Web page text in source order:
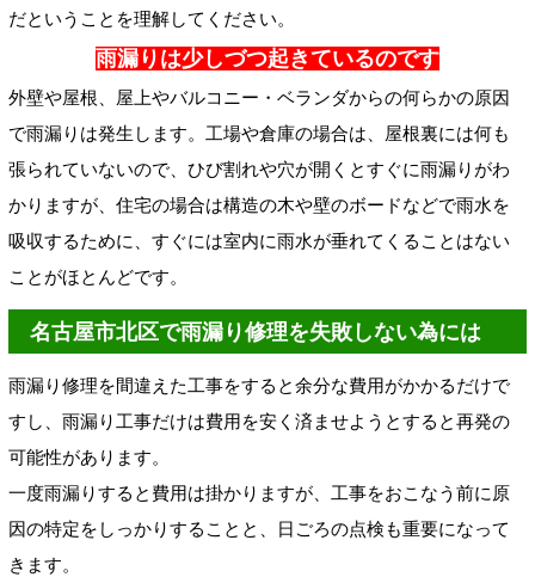
だということを理解してください。
雨漏りは少しづつ起きているのです
外壁や屋根、屋上やバルコニー・ベランダからの何らかの原因
で雨漏りは発生します。工場や倉庫の場合は、屋根裏には何も
張られていないので、ひび割れや穴が開くとすぐに雨漏りがわ
かりますが、住宅の場合は構造の木や壁のボードなどで雨水を
吸収するために、すぐには室内に雨水が垂れてくることはない
ことがほとんどです。
名古屋市北区で雨漏り修理を失敗しない為には
雨漏り修理を間違えた工事をすると余分な費用がかかるだけで
すし、雨漏り工事だけは費用を安く済ませようとすると再発の
可能性があります。
一度雨漏りすると費用は掛かりますが、工事をおこなう前に原
因の特定をしっかりすることと、日ごろの点検も重要になって
きます。